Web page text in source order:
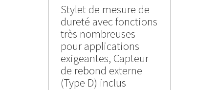
prix :
1060,000 €
Stylet de mesure de
dureté avec fonctions
très nombreuses
pour applications
exigeantes, Capteur
de rebond externe
(Type D) inclus